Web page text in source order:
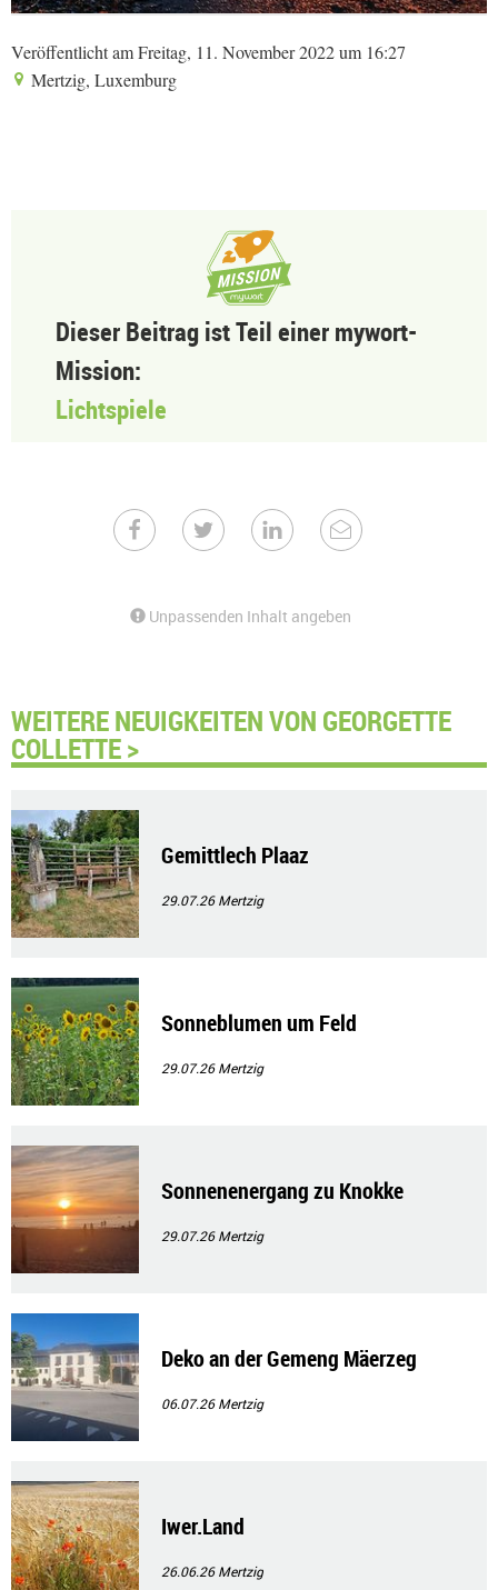
Veröffentlicht am Freitag, 11. November 2022 um 16:27
Mertzig, Luxemburg
Dieser Beitrag ist Teil einer mywort-
Mission:
Lichtspiele
Unpassenden Inhalt angeben
WEITERE NEUIGKEITEN VON GEORGETTE
COLLETTE >
Gemittlech Plaaz
29.07.26Mertzig
Sonneblumen um Feld
29.07.26Mertzig
Sonnenenergang zu Knokke
29.07.26Mertzig
Deko an der Gemeng Mäerzeg
06.07.26Mertzig
Iwer.Land
26.06.26Mertzig